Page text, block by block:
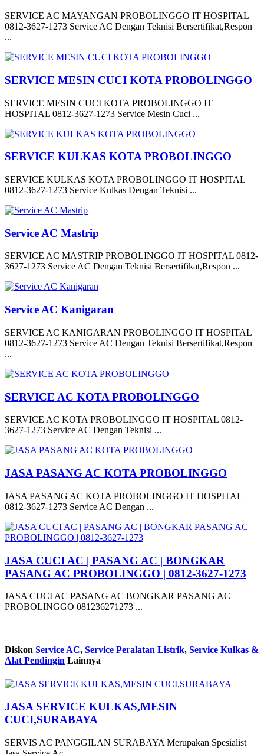
SERVICE AC MAYANGAN PROBOLINGGO IT HOSPITAL
0812-3627-1273 Service AC Dengan Teknisi Bersertifikat,Respon
...
SERVICE MESIN CUCI KOTA PROBOLINGGO
SERVICE MESIN CUCI KOTA PROBOLINGGO IT
HOSPITAL 0812-3627-1273 Service Mesin Cuci ...
SERVICE KULKAS KOTA PROBOLINGGO
SERVICE KULKAS KOTA PROBOLINGGO IT HOSPITAL
0812-3627-1273 Service Kulkas Dengan Teknisi ...
Service AC Mastrip
SERVICE AC MASTRIP PROBOLINGGO IT HOSPITAL 0812-
3627-1273 Service AC Dengan Teknisi Bersertifikat,Respon ...
Service AC Kanigaran
SERVICE AC KANIGARAN PROBOLINGGO IT HOSPITAL
0812-3627-1273 Service AC Dengan Teknisi Bersertifikat,Respon
...
SERVICE AC KOTA PROBOLINGGO
SERVICE AC KOTA PROBOLINGGO IT HOSPITAL 0812-
3627-1273 Service AC Dengan Teknisi ...
JASA PASANG AC KOTA PROBOLINGGO
JASA PASANG AC KOTA PROBOLINGGO IT HOSPITAL
0812-3627-1273 Service AC Dengan ...
JASA CUCI AC | PASANG AC | BONGKAR
PASANG AC PROBOLINGGO | 0812-3627-1273
JASA CUCI AC PASANG AC BONGKAR PASANG AC
PROBOLINGGO 081236271273 ...
Diskon Service AC, Service Peralatan Listrik, Service Kulkas &
Alat Pendingin Lainnya
JASA SERVICE KULKAS,MESIN
CUCI,SURABAYA
SERVIS AC PANGGILAN SURABAYA Merupakan Spesialist